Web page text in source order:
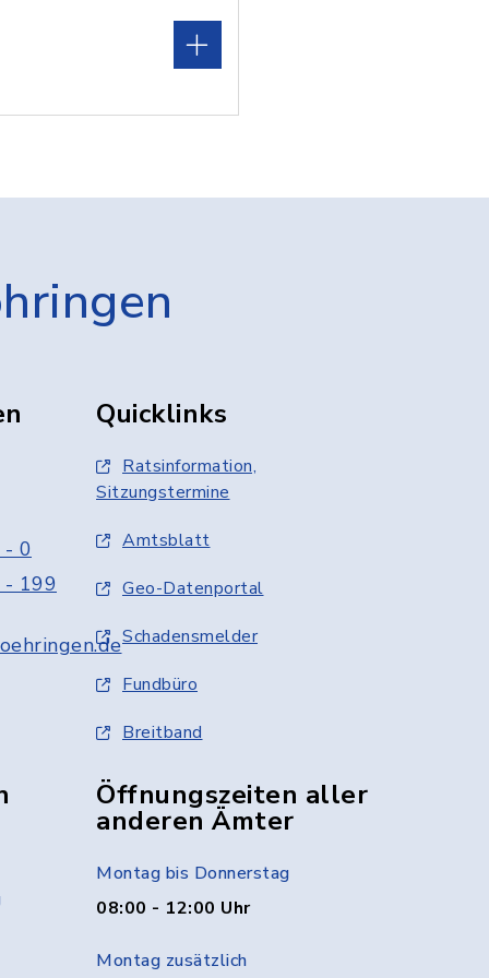
0
199
Quicklinks
Ratsinformation,
Sitzungstermine
Amtsblatt
Geo-Datenportal
Schadensmelder
Fundbüro
Breitband
Öffnungszeiten aller
anderen Ämter
Montag bis Donnerstag
08:00 - 12:00 Uhr
Montag zusätzlich